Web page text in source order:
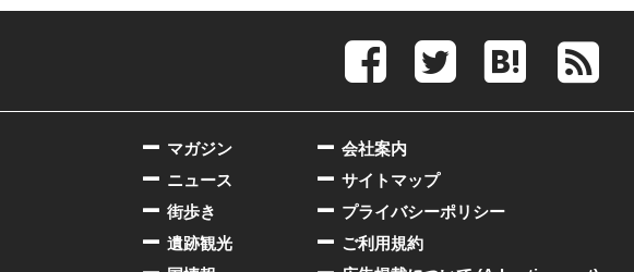
会社案内
サイトマップ
プライバシーポリシー
ご利用規約
マガジン
ニュース
街歩き
遺跡観光